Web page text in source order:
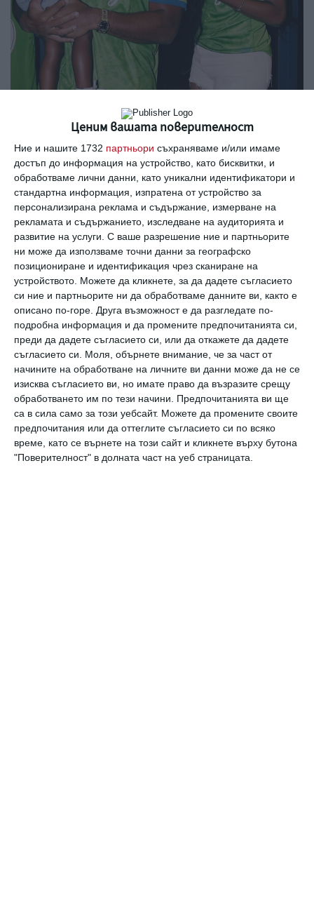
Ценим вашата поверителност
Ние и нашите 1732 партньори съхраняваме и/или имаме
достъп до информация на устройство, като бисквитки, и
обработваме лични данни, като уникални идентификатори и
стандартна информация, изпратена от устройство за
персонализирана реклама и съдържание, измерване на
рекламата и съдържанието, изследване на аудиторията и
развитие на услуги. С ваше разрешение ние и партньорите
ни може да използваме точни данни за географско
позициониране и идентификация чрез сканиране на
устройството. Можете да кликнете, за да дадете съгласието
си ние и партньорите ни да обработваме данните ви, както е
описано по-горе. Друга възможност е да разгледате по-
подробна информация и да промените предпочитанията си,
преди да дадете съгласието си, или да откажете да дадете
съгласието си.
Моля, обърнете внимание, че за част от
начините на обработване на личните ви данни може да не се
изисква съгласието ви, но имате право да възразите срещу
обработването им по тези начини. Предпочитанията ви ще
са в сила само за този уебсайт. Можете да промените своите
предпочитания или да оттеглите съгласието си по всяко
време, като се върнете на този сайт и кликнете върху бутона
"Поверителност" в долната част на уеб страницата.
Сиара, която
Българските фенове са слушали и на живо на
хип-хоп фестивал в Пловдив
И 31-годишният Ръсел Уилсън са семейство
от 2016 г. Бебето е второ за двойката и
трето за певицата. От брака си с Уилсън
Сиара има 2-годишна дъщеря Сиена, а от
връзката си с рапъра Фючър отглежда 5-
годишен син Захир.